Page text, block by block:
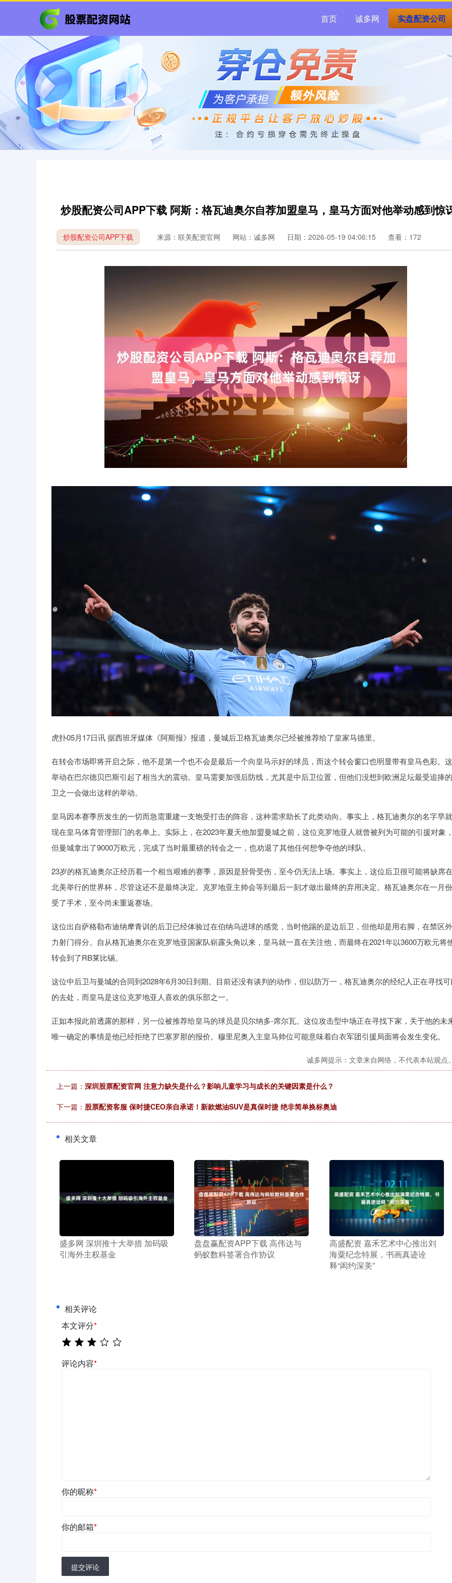
首页 诚多网 实盘配资公司
炒股配资公司APP下载 阿斯：格瓦迪奥尔自荐加盟皇马，皇马方面对他举动感到惊
炒股配资公司APP下载 来源：联美配资官网 网站：诚多网 日期：2026-05-19 04:06:15 查看：172
虎扑05月17日讯 据西班牙媒体《阿斯报》报道，曼城后卫格瓦迪奥尔已经被推荐给了皇家马德里。
在转会市场即将开启之际，他不是第一个也不会是最后一个向皇马示好的球员，而这个转会窗口也明显带有皇马色彩。
举动在巴尔德贝巴斯引起了相当大的震动。皇马需要加强后防线，尤其是中后卫位置，但他们没想到欧洲足坛最受追捧
卫之一会做出这样的举动。
皇马因本赛季所发生的一切而急需重建一支饱受打击的阵容，这种需求助长了此类动向。事实上，格瓦迪奥尔的名字早
现在皇马体育管理部门的名单上。实际上，在2023年夏天他加盟曼城之前，这位克罗地亚人就曾被列为可能的引援对象，
但曼城拿出了9000万欧元，完成了当时最重磅的转会之一，也劝退了其他任何想争夺他的球队。
23岁的格瓦迪奥尔正经历着一个相当艰难的赛季，原因是胫骨受伤，至今仍无法上场。事实上，这位后卫很可能将缺席在
北美举行的世界杯，尽管这还不是最终决定。克罗地亚主帅会等到最后一刻才做出最终的弃用决定。格瓦迪奥尔在一月
受了手术，至今尚未重返赛场。
这位出自萨格勒布迪纳摩青训的后卫已经体验过在伯纳乌进球的感觉，当时他踢的是边后卫，但他却是用右脚，在禁区
力射门得分。自从格瓦迪奥尔在克罗地亚国家队崭露头角以来，皇马就一直在关注他，而最终在2021年以3600万欧元将
转会到了RB莱比锡。
这位中后卫与曼城的合同到2028年6月30日到期。目前还没有谈判的动作，但以防万一，格瓦迪奥尔的经纪人正在寻找
的去处，而皇马是这位克罗地亚人喜欢的俱乐部之一。
正如本报此前透露的那样，另一位被推荐给皇马的球员是贝尔纳多-席尔瓦。这位攻击型中场正在寻找下家，关于他的未
唯一确定的事情是他已经拒绝了巴塞罗那的报价。穆里尼奥入主皇马帅位可能意味着白衣军团引援局面将会发生变化。
诚多网提示：文章来自网络，不代表本站观点。
上一篇： 深圳股票配资官网 注意力缺失是什么？影响儿童学习与成长的关键因素是什么？
下一篇： 股票配资客服 保时捷CEO亲自承诺！新款燃油SUV是真保时捷 绝非简单换标奥迪
相关文章
​盛多网 深圳推十大举措 加码吸
引海外主权基金
​盘盘赢配资APP下载 高伟达与
蚂蚁数科签署合作协议
​高盛配资 嘉禾艺术中心推出刘
海粟纪念特展，书画真迹诠
释“闳约深美”
相关评论
本文评分*
评论内容*
你的昵称*
你的邮箱*
提交评论